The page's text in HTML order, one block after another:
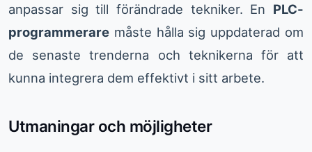
anpassar sig till förändrade tekniker. En PLC-
programmerare måste hålla sig uppdaterad om
de senaste trenderna och teknikerna för att
kunna integrera dem effektivt i sitt arbete.
Utmaningar och möjligheter